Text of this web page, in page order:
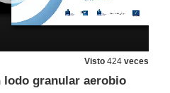
Visto 424 veces
lodo granular aerobio